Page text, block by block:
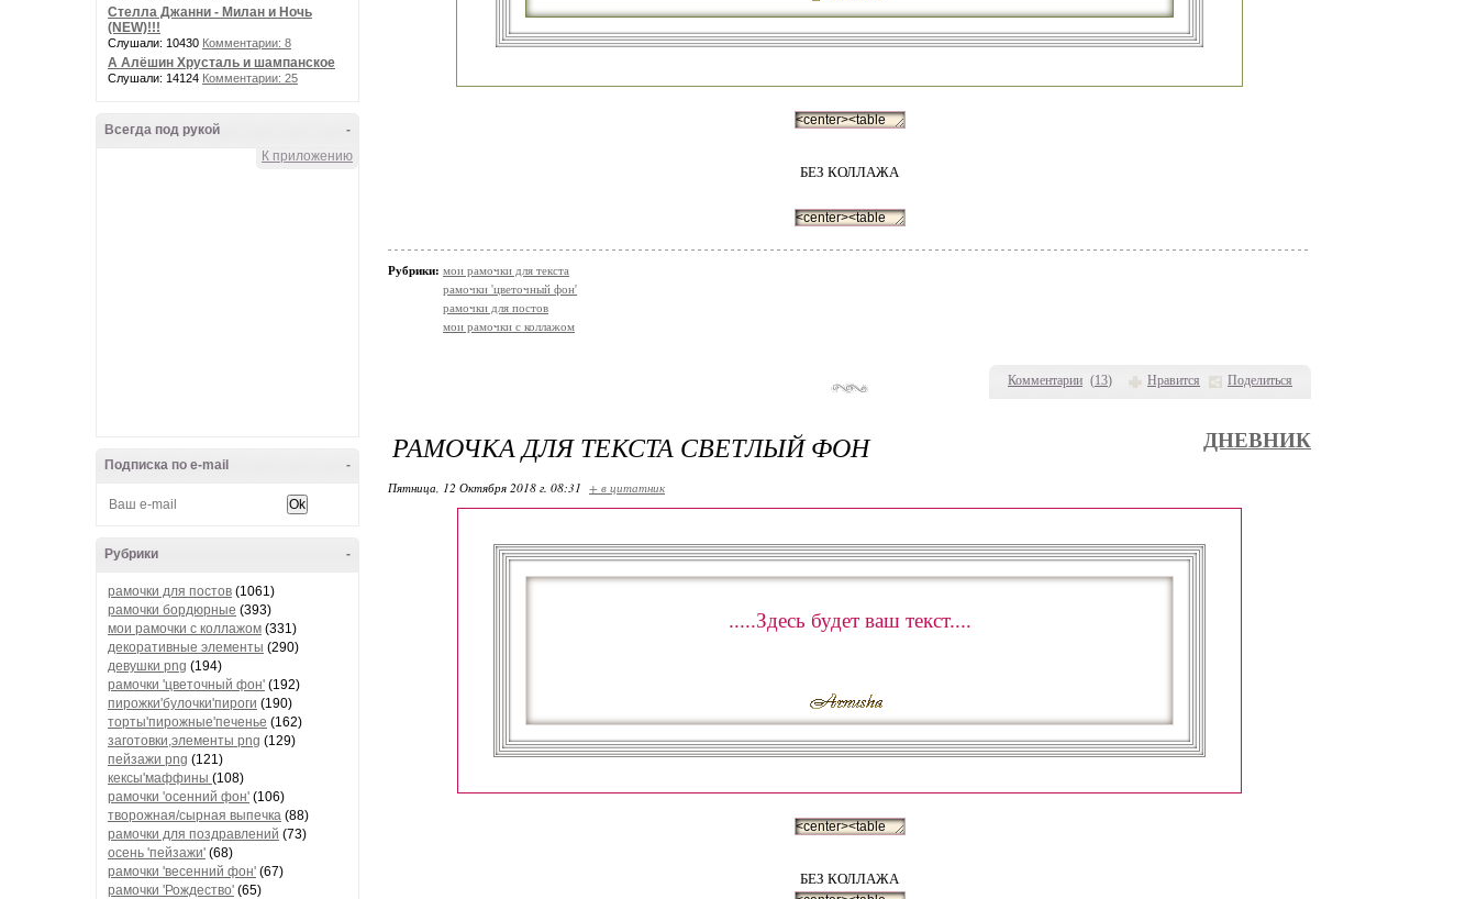
Стелла Джанни - Милан и Ночь
(NEW)!!!
Слушали: 10430 Комментарии: 8
А Алёшин Хрусталь и шампанское
Слушали: 14124 Комментарии: 25
-
Всегда под рукой
К приложению
-
Подписка по e-mail
-
Рубрики
рамочки для постов (1061)
рамочки бордюрные (393)
мои рамочки с коллажом (331)
декоративные элементы (290)
девушки png (194)
рамочки 'цветочный фон' (192)
пирожки'булочки'пироги (190)
торты'пирожные'печенье (162)
заготовки,элементы png (129)
пейзажи png (121)
кексы'маффины (108)
рамочки 'осенний фон' (106)
творожная/сырная выпечка (88)
рамочки для поздравлений (73)
осень 'пейзажи' (68)
рамочки 'весенний фон' (67)
рамочки 'Рождество' (65)
Комментарии (13) Нравится Поделиться
БЕЗ КОЛЛАЖА
Рубрики: мои рамочки для текста
рамочки 'цветочный фон'
рамочки для постов
мои рамочки с коллажом
РАМОЧКА ДЛЯ ТЕКСТА СВЕТЛЫЙ ФОН ДНЕВНИК
Пятница, 12 Октября 2018 г. 08:31 + в цитатник
.....Здесь будет ваш текст....
БЕЗ КОЛЛАЖА